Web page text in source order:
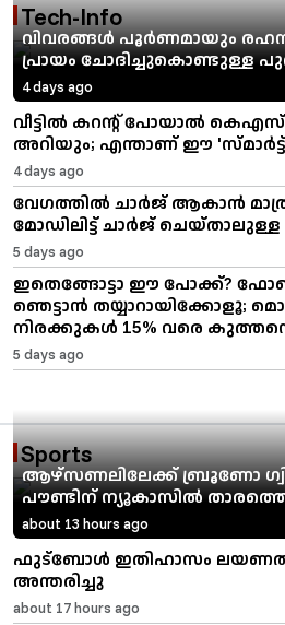
Tech-Info
വിവരങ്ങൾ പൂർണമായും
പ്രായം ചോദിച്ചുകൊണ്ടുള്ള
4 days ago
വീട്ടിൽ കറന്റ് പോയാൽ
അറിയും; എന്താണ് ഈ 'സ്മാർട്ട്
4 days ago
വേഗത്തിൽ ചാർജ് ആകാൻ
മോഡിലിട്ട് ചാർജ്
5 days ago
ഇതെങ്ങോട്ടാ ഈ പോക്ക്?
ഞെട്ടാൻ തയ്യാറായിക്കോളൂ;
നിരക്കുകൾ 15% വരെ
5 days ago
Sports
ആഴ്സണലിലേക്ക് ബ്രൂണോ
പൗണ്ടിന് ന്യൂകാസിൽ താരത്തെ
about 13 hours ago
ഫുട്ബോൾ ഇതിഹാസം ലയണൽ
അന്തരിച്ചു
about 17 hours ago